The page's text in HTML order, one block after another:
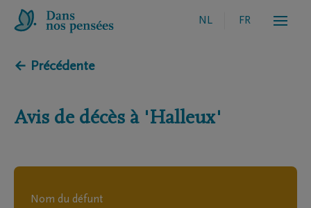
NL FR
← Précédente
Avis de décès à 'Halleux'